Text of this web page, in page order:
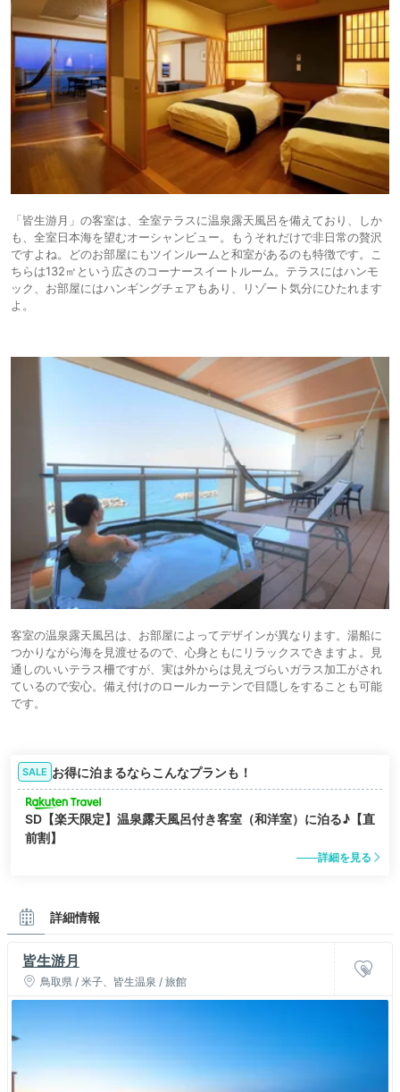
「皆生游月」の客室は、全室テラスに温泉露天風呂を備えており、しか
も、全室日本海を望むオーシャンビュー。もうそれだけで非日常の贅沢
ですよね。どのお部屋にもツインルームと和室があるのも特徴です。こ
ちらは132㎡という広さのコーナースイートルーム。テラスにはハンモ
ック、お部屋にはハンギングチェアもあり、リゾート気分にひたれます
よ。
客室の温泉露天風呂は、お部屋によってデザインが異なります。湯船に
つかりながら海を見渡せるので、心身ともにリラックスできますよ。見
通しのいいテラス柵ですが、実は外からは見えづらいガラス加工がされ
ているので安心。備え付けのロールカーテンで目隠しをすることも可能
です。
SALE お得に泊まるならこんなプランも！
SD【楽天限定】温泉露天風呂付き客室（和洋室）に泊る♪【直
前割】
詳細を見る
詳細情報
皆生游月
鳥取県 / 米子、皆生温泉 / 旅館